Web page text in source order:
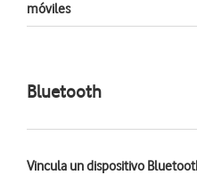
móviles
Bluetooth
Vincula un dispositivo